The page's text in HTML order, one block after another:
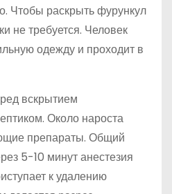
Чтобы раскрыть фурункул
не требуется. Человек
одежду и проходит в
вскрытием
Около нароста
препараты. Общий
5-10 минут анестезия
к удалению